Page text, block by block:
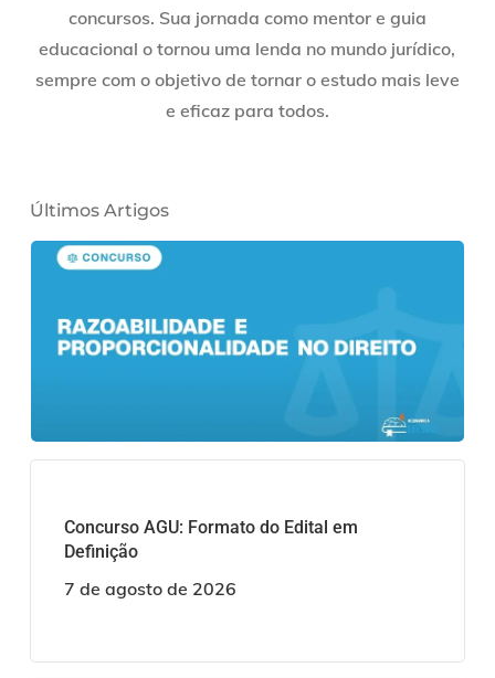
concursos. Sua jornada como mentor e guia
educacional o tornou uma lenda no mundo jurídico,
sempre com o objetivo de tornar o estudo mais leve
e eficaz para todos.
Últimos Artigos
Concurso AGU: Formato do Edital em
Definição
7 de agosto de 2026